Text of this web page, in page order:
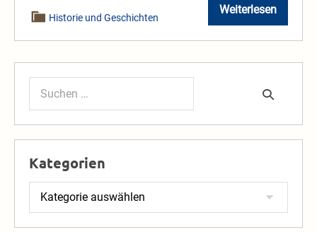
Weiterlesen
1940
Abschnitt
1
Historie und Geschichten
Suchen
Kategorien
Kategorien